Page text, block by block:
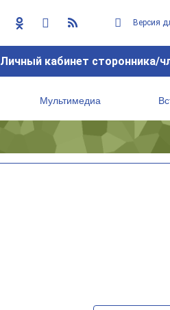
Версия
Личный кабинет сторонника/
Мультимедиа